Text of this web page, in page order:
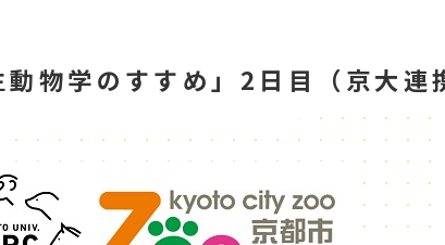
動物学のすすめ」2日目（京大連